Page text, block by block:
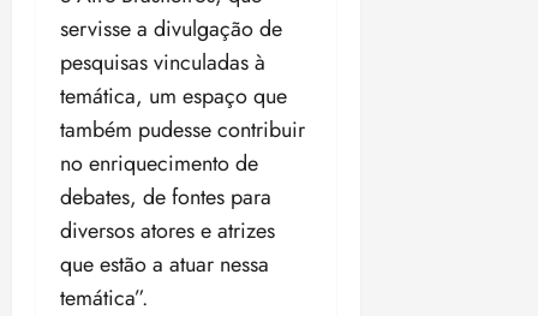
servisse a divulgação de
pesquisas vinculadas à
temática, um espaço que
também pudesse contribuir
no enriquecimento de
debates, de fontes para
diversos atores e atrizes
que estão a atuar nessa
temática”.